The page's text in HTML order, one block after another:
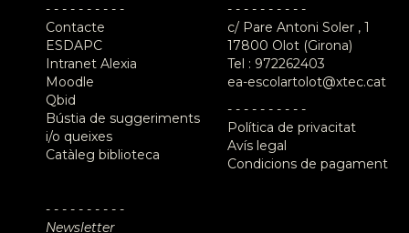
- - - - - - - - - -
Contacte
ESDAPC
Intranet Alexia
Moodle
Qbid
Bústia de suggeriments
i/o queixes
Catàleg biblioteca
- - - - - - - - - -
Newsletter
- - - - - - - - - -
c/ Pare Antoni Soler , 1
17800 Olot (Girona)
Tel : 972262403
ea-escolartolot@xtec.cat
- - - - - - - - - -
Política de privacitat
Avís legal
Condicions de pagament